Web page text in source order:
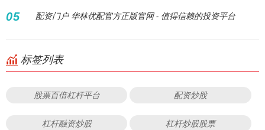
05 配资门户 华林优配官方正版官网 - 值得信赖的投资平台
标签列表
股票百倍杠杆平台 配资炒股
杠杆融资炒股 杠杆炒股股票